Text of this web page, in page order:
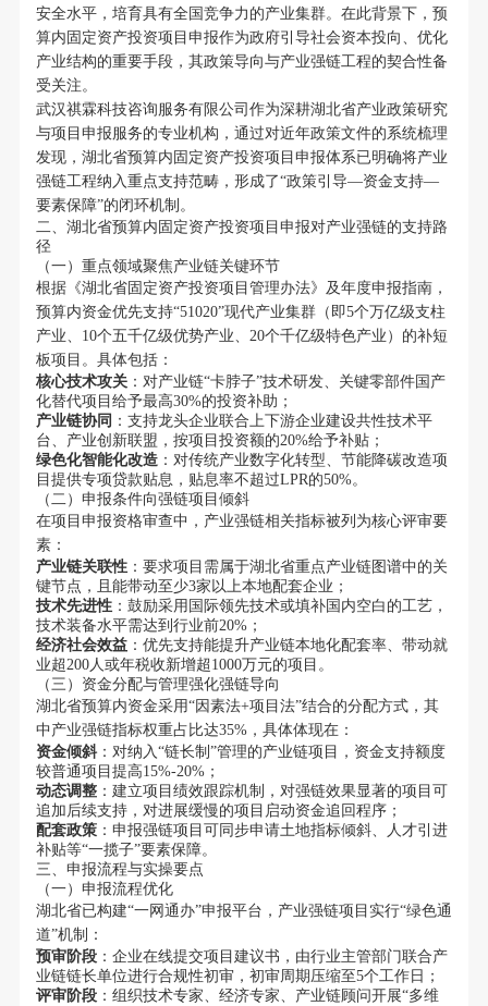
安全水平，培育具有全国竞争力的产业集群。在此背景下，预
算内固定资产投资项目申报作为政府引导社会资本投向、优化
产业结构的重要手段，其政策导向与产业强链工程的契合性备
受关注。
武汉祺霖科技咨询服务有限公司作为深耕湖北省产业政策研究
与项目申报服务的专业机构，通过对近年政策文件的系统梳理
发现，湖北省预算内固定资产投资项目申报体系已明确将产业
强链工程纳入重点支持范畴，形成了“政策引导—资金支持—
要素保障”的闭环机制。
二、湖北省预算内固定资产投资项目申报对产业强链的支持路
径
（一）重点领域聚焦产业链关键环节
根据《湖北省固定资产投资项目管理办法》及年度申报指南，
预算内资金优先支持“51020”现代产业集群（即5个万亿级支柱
产业、10个五千亿级优势产业、20个千亿级特色产业）的补短
板项目。具体包括：
核心技术攻关：对产业链“卡脖子”技术研发、关键零部件国产
化替代项目给予最高30%的投资补助；
产业链协同 ：支持龙头企业联合上下游企业建设共性技术平
台、产业创新联盟，按项目投资额的20%给予补贴；
绿色化智能化改造：对传统产业数字化转型、节能降碳改造项
目提供专项贷款贴息，贴息率不超过LPR的50%。
（二）申报条件向强链项目倾斜
在项目申报资格审查中，产业强链相关指标被列为核心评审要
素：
产业链关联性：要求项目需属于湖北省重点产业链图谱中的关
键节点，且能带动至少3家以上本地配套企业；
技术先进性：鼓励采用国际领先技术或填补国内空白的工艺，
技术装备水平需达到行业前20%；
经济社会效益：优先支持能提升产业链本地化配套率、带动就
业超200人或年税收新增超1000万元的项目。
（三）资金分配与管理强化强链导向
湖北省预算内资金采用“因素法+项目法”结合的分配方式，其
中产业强链指标权重占比达35%，具体体现在：
资金倾斜：对纳入“链长制”管理的产业链项目，资金支持额度
较普通项目提高15%-20%；
动态调整：建立项目绩效跟踪机制，对强链效果显著的项目可
追加后续支持，对进展缓慢的项目启动资金追回程序；
配套政策：申报强链项目可同步申请土地指标倾斜、人才引进
补贴等“一揽子”要素保障。
三、申报流程与实操要点
（一）申报流程优化
湖北省已构建“一网通办”申报平台，产业强链项目实行“绿色通
道”机制：
预审阶段：企业在线提交项目建议书，由行业主管部门联合产
业链链长单位进行合规性初审，初审周期压缩至5个工作日；
评审阶段：组织技术专家、经济专家、产业链顾问开展“多维